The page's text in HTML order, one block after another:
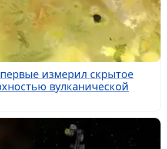
измерил скрытое
вулканической